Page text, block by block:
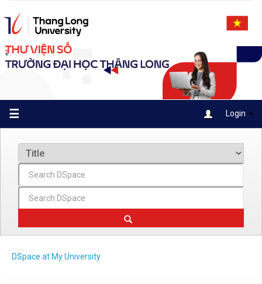
navigation
☰ Login
DSpace at My University